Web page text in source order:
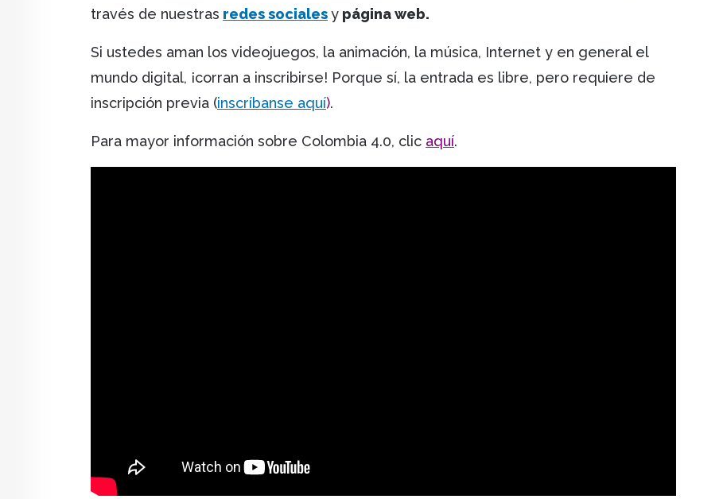
través de nuestras redes socialesy página web.
Si ustedes aman los videojuegos, la animación, la música, Internet y en general el
mundo digital, ¡corran a inscribirse! Porque sí, la entrada es libre, pero requiere de
inscripción previa (inscríbanse aquí).
Para mayor información sobre Colombia 4.0, clic aquí.